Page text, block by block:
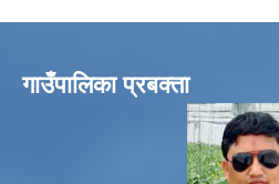
गाउँपालिका प्रबक्ता